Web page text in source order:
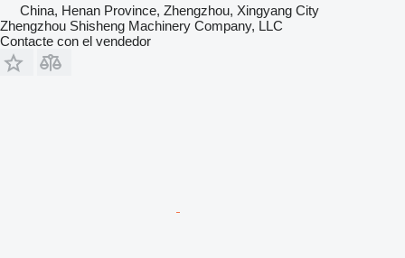
China, Henan Province, Zhengzhou, Xingyang City
Zhengzhou Shisheng Machinery Company, LLC
Contacte con el vendedor